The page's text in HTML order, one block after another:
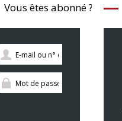
Vous êtes abonné ?